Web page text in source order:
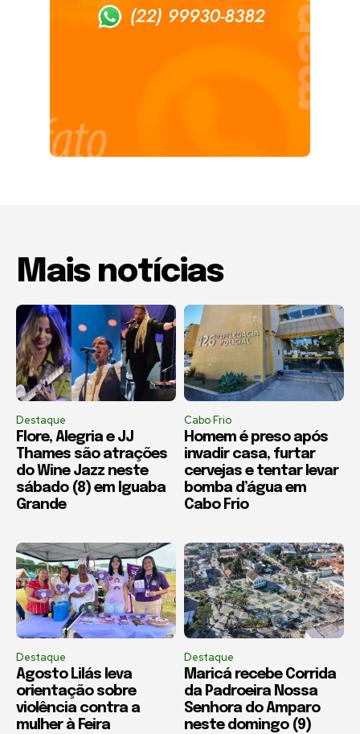
Mais notícias
Destaque
Flore, Alegria e JJ
Thames são atrações
do Wine Jazz neste
sábado (8) em Iguaba
Grande
Cabo Frio
Homem é preso após
invadir casa, furtar
cervejas e tentar levar
bomba d’água em
Cabo Frio
Destaque
Agosto Lilás leva
orientação sobre
violência contra a
mulher à Feira
Destaque
Maricá recebe Corrida
da Padroeira Nossa
Senhora do Amparo
neste domingo (9)